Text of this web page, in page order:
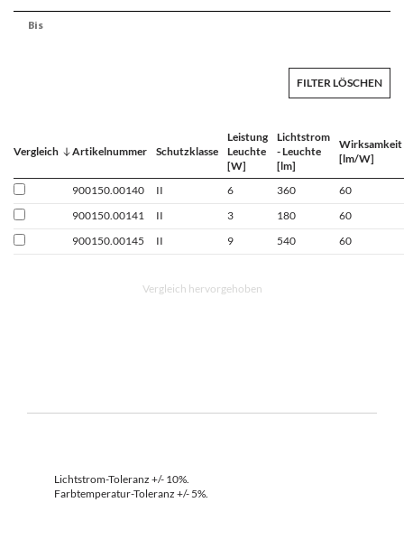
FILTER LÖSCHEN
Vergleich Artikelnummer Schutzklasse
Leistung
Leuchte
[W]
Lichtstrom
- Leuchte
[lm]
Wirksamkeit
[lm/W]
900150.00140 II 6 360
60
900150.00141
II 3 180
60
900150.00145
II 9 540 60
Vergleich hervorgehoben
Lichtstrom-Toleranz +/- 10%.
Farbtemperatur-Toleranz +/- 5%.